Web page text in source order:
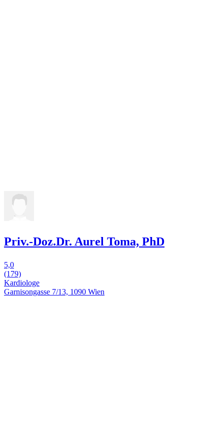
Priv.-Doz.Dr. Aurel Toma, PhD
5,0
(179)
Kardiologe
Garnisongasse 7/13, 1090 Wien